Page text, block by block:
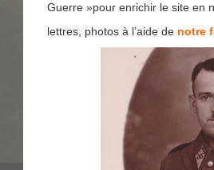
Guerre »pour enrichir le site en
lettres, photos à l’aide de notre